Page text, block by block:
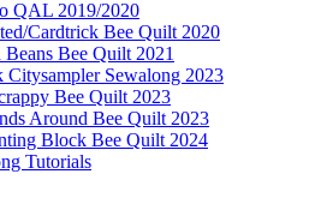
QAL 2019/2020
Cardtrick Bee Quilt 2020
Beans Bee Quilt 2021
Citysampler Sewalong 2023
Bee Quilt 2023
Around Bee Quilt 2023
Block Bee Quilt 2024
Tutorials